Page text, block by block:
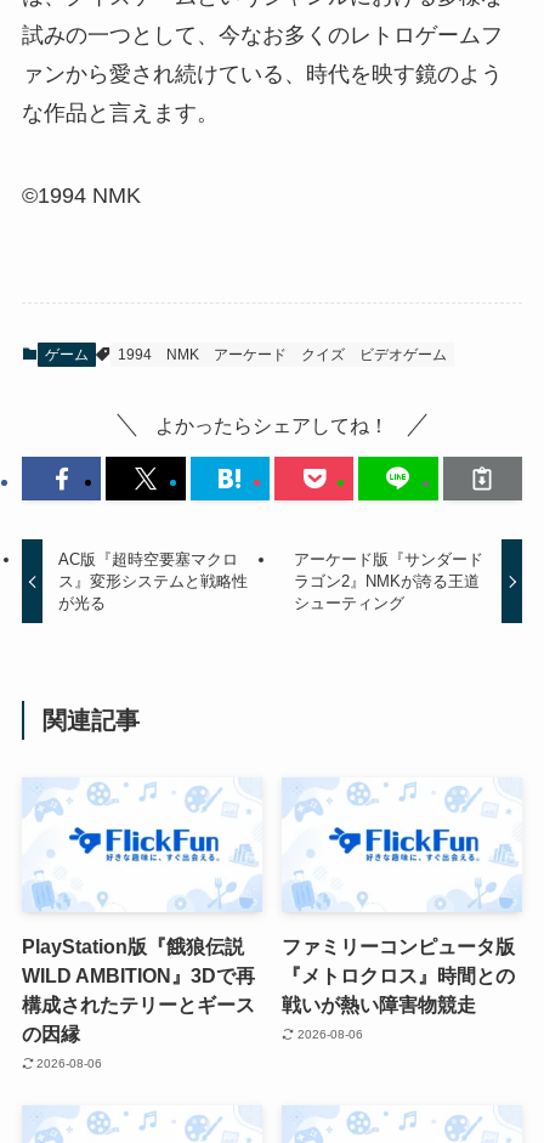
試みの一つとして、今なお多くのレトロゲームフ
ァンから愛され続けている、時代を映す鏡のよう
な作品と言えます。
©1994 NMK
ゲーム 1994 NMK アーケード クイズ ビデオゲーム
よかったらシェアしてね！
AC版『超時空要塞マクロ
ス』変形システムと戦略性
が光る
アーケード版『サンダード
ラゴン2』NMKが誇る王道
シューティング
関連記事
PlayStation版『餓狼伝説
WILD AMBITION』3Dで再
構成されたテリーとギース
の因縁
2026-08-06
ファミリーコンピュータ版
『メトロクロス』時間との
戦いが熱い障害物競走
2026-08-06